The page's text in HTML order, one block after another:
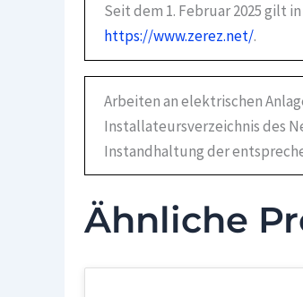
Seit dem 1. Februar 2025 gilt
https://www.zerez.net/.
Arbeiten an elektrischen
Installateursverzeichnis des
Instandhaltung der
Ähnliche